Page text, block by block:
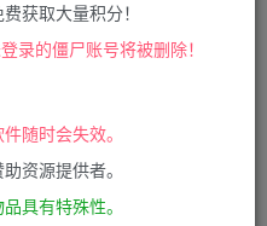
建立系统性财富规划、调
获取大量积分！
录的僵尸账号将被删除！
随时会失效。
资源提供者。
具有特殊性。